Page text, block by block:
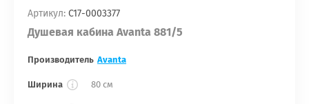
Артикул: С17-0003377
Душевая кабина Avanta 881/5
Производитель Avanta
Ширина 80 см